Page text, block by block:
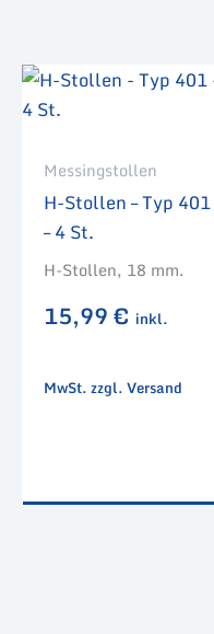
Messingstollen
H-Stollen – Typ 401
– 4 St.
H-Stollen, 18 mm.
15,99€ inkl.
MwSt. zzgl. Versand